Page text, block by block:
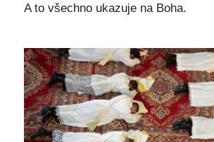
A to všechno ukazuje na Boha.